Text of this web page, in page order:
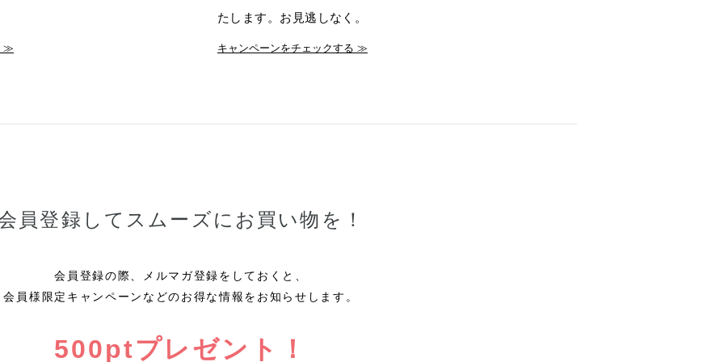
≫
たします。お見逃しなく。
キャンペーンをチェックする ≫
員登録してスムーズにお買い物を！
会員登録の際、メルマガ登録をしておくと、
会員様限定キャンペーンなどのお得な情報をお知らせします。
500ptプレゼント！